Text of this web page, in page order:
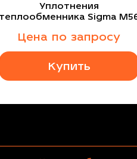
Уплотнения
теплообменника Sigma
Цена по запросу
Купить